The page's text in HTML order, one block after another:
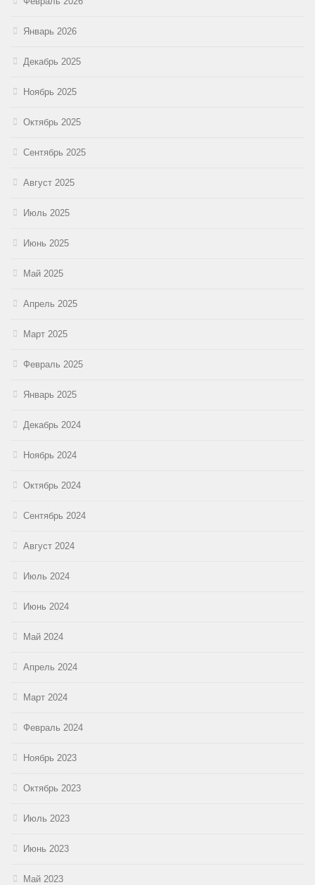
Январь 2026
Декабрь 2025
Ноябрь 2025
Октябрь 2025
Сентябрь 2025
Август 2025
Июль 2025
Июнь 2025
Май 2025
Апрель 2025
Март 2025
Февраль 2025
Январь 2025
Декабрь 2024
Ноябрь 2024
Октябрь 2024
Сентябрь 2024
Август 2024
Июль 2024
Июнь 2024
Май 2024
Апрель 2024
Март 2024
Февраль 2024
Ноябрь 2023
Октябрь 2023
Июль 2023
Июнь 2023
Май 2023